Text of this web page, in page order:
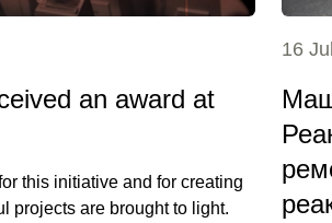
an award at
this initiative and for creating
projects are brought to light.
16 Jul